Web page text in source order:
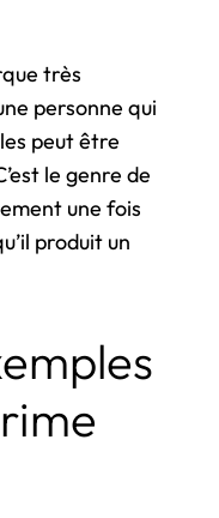
très
personne qui
peut être
le genre de
une fois
produit un